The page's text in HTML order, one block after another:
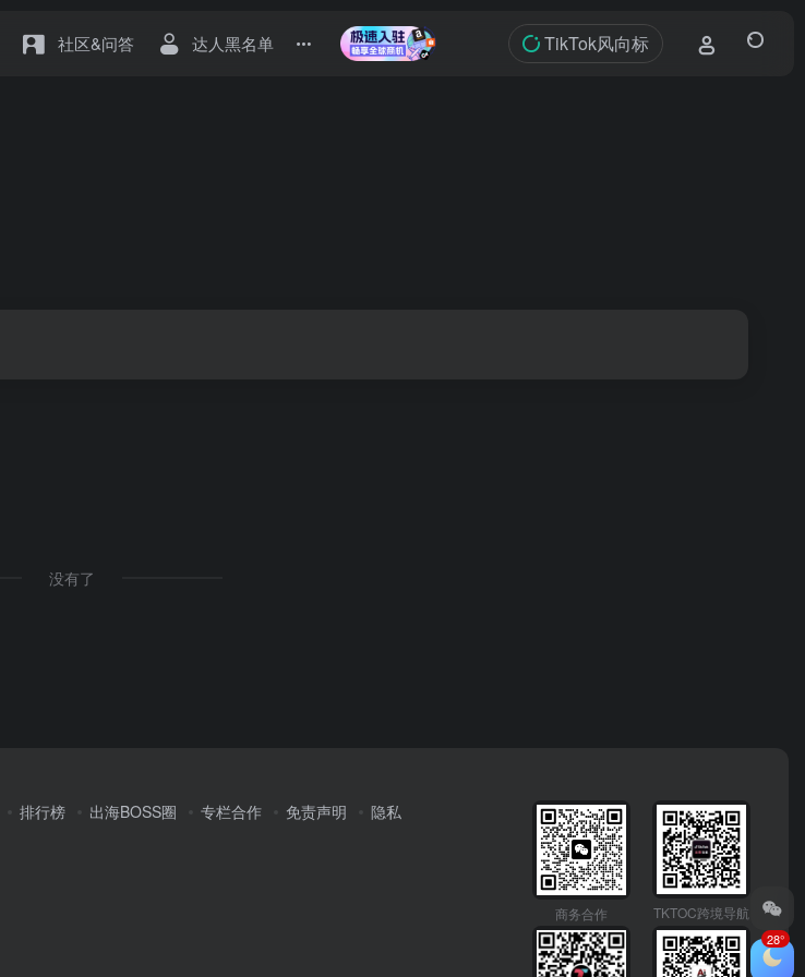
社区&问答 达人黑名单 TikTok风向标
没有了
排行榜 出海BOSS圈 专栏合作 免责声明
隐私
商务合作 TKTOC跨境导航
28°